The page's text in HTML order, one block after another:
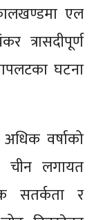
एल
त्रासदीपूर्ण
घटना
वर्षाको
चीन लगायत
सतर्कता र